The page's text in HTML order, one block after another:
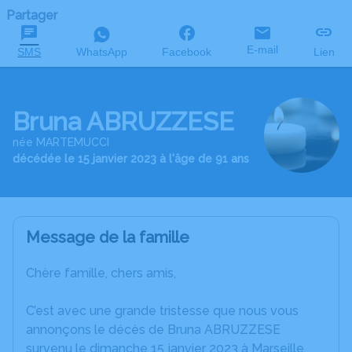
Partager
SMS WhatsApp Facebook E-mail Lien
Bruna ABRUZZESE
née MARTEMUCCI
décédée le 15 janvier 2023 à l'âge de 91 ans
Message de la famille
Chère famille, chers amis,
C’est avec une grande tristesse que nous vous
annonçons le décès de Bruna ABRUZZESE
survenu le dimanche 15 janvier 2023 à Marseille.